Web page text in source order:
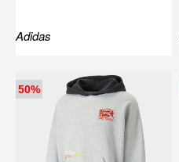
Adidas
50%